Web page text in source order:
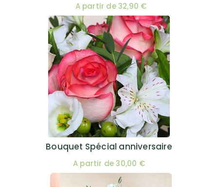
A partir de 32,90 €
Bouquet Spécial anniversaire
A partir de 30,00 €